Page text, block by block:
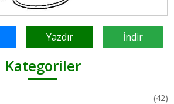
Yazdır İndir
Kategoriler
(42)